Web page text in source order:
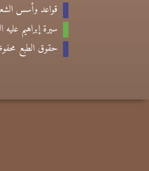
قواعد وأسس
سيرة إبراهيم
حقوق الطبع